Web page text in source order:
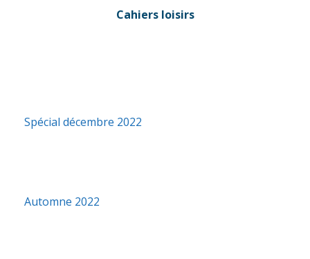
Cahiers loisirs
Spécial décembre 2022
Automne 2022